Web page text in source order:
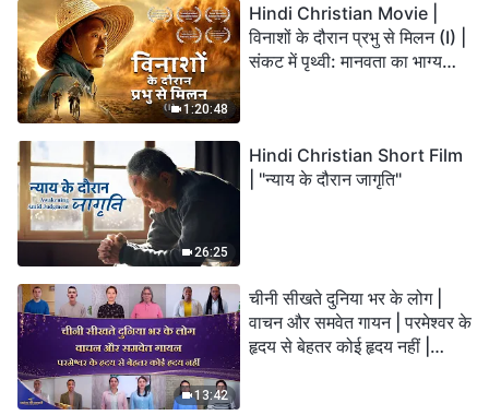
1:20:48
Hindi Christian Movie |
विनाशों के दौरान प्रभु से मिलन (I) |
संकट में पृथ्वी: मानवता का भाग्य
26:25
Hindi Christian Short Film
| "न्याय के दौरान जागृति"
13:42
चीनी सीखते दुनिया भर के लोग |
वाचन और समवेत गायन | परमेश्वर के
हृदय से बेहतर कोई हृदय नहीं |